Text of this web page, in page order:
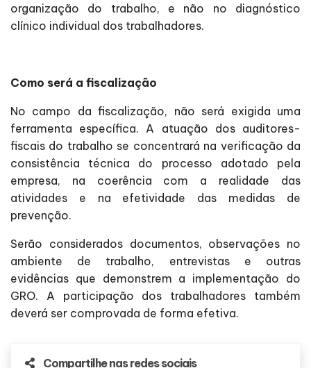
organização do trabalho, e não no diagnóstico
clínico individual dos trabalhadores.
Como será a fiscalização
No campo da fiscalização, não será exigida uma
ferramenta específica. A atuação dos auditores-
fiscais do trabalho se concentrará na verificação da
consistência técnica do processo adotado pela
empresa, na coerência com a realidade das
atividades e na efetividade das medidas de
prevenção.
Serão considerados documentos, observações no
ambiente de trabalho, entrevistas e outras
evidências que demonstrem a implementação do
GRO. A participação dos trabalhadores também
deverá ser comprovada de forma efetiva.
Compartilhe nas redes sociais